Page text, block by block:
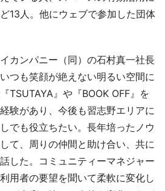
13人。他にウェブで参加した団体
カンパニー（同）の石村真一社長
つも笑顔が絶えない明るい空間に
TSUTAYA』や『BOOK OFF』を
験があり、今後も習志野エリアに
でも役立ちたい。長年培ったノウ
て、周りの仲間と助け合い、共に
した。コミュニティーマネジャー
用者の要望を聞いて柔軟に変化し